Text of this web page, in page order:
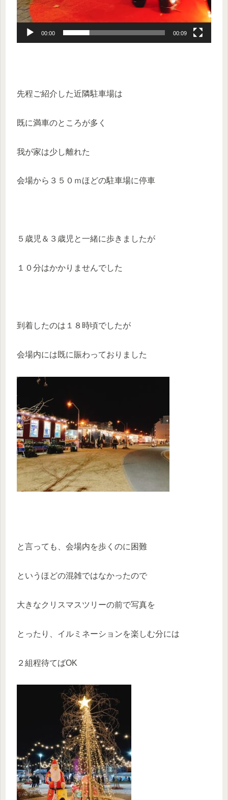
00:00 00:09
先程ご紹介した近隣駐車場は
既に満車のところが多く
我が家は少し離れた
会場から３５０ｍほどの駐車場に停車
５歳児＆３歳児と一緒に歩きましたが
１０分はかかりませんでした
到着したのは１８時頃でしたが
会場内には既に賑わっておりました
と言っても、会場内を歩くのに困難
というほどの混雑ではなかったので
大きなクリスマスツリーの前で写真を
とったり、イルミネーションを楽しむ分には
２組程待てばOK